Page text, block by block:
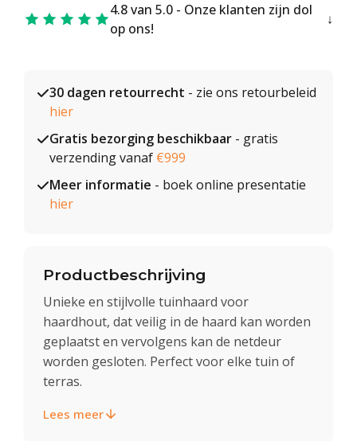
4.8 van 5.0 - Onze klanten zijn dol
op ons!
30 dagen retourrecht - zie ons retourbeleid
hier
Gratis bezorging beschikbaar - gratis
verzending vanaf €999
Meer informatie - boek online presentatie
hier
Productbeschrijving
Unieke en stijlvolle tuinhaard voor
haardhout, dat veilig in de haard kan worden
geplaatst en vervolgens kan de netdeur
worden gesloten. Perfect voor elke tuin of
terras.
Lees meer